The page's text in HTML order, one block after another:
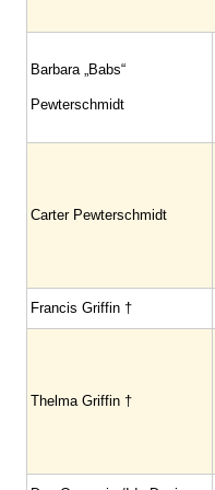
Barbara „Babs“
Pewterschmidt
Carter Pewterschmidt
Francis Griffin †
Thelma Griffin †